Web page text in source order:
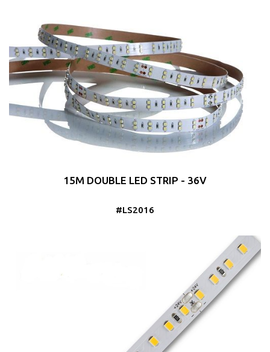
15M DOUBLE LED STRIP - 36V
#LS2016